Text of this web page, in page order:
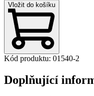
Vložit do košíku
Kód produktu: 01540-2
Doplňující